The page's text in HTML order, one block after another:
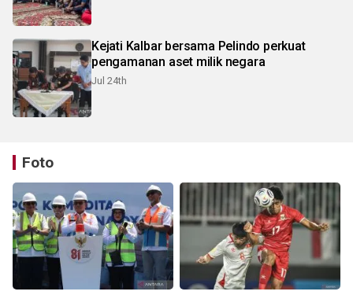
Kejati Kalbar bersama Pelindo perkuat
pengamanan aset milik negara
Jul 24th
Foto